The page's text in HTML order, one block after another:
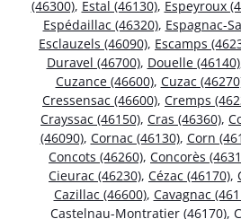
(46300), Estal (46130), Espeyroux
Espédaillac (46320), Espagnac-
Esclauzels (46090), Escamps
Duravel (46700), Douelle (46140)
Cuzance (46600), Cuzac
Cressensac (46600), Cremps
Crayssac (46150), Cras (46360),
(46090), Cornac (46130), Corn
Concots (46260), Concorès
Cieurac (46230), Cézac (46170),
Cazillac (46600), Cavagnac
Castelnau-Montratier (46170),